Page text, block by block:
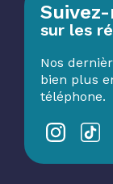
sur les
Nos
bien plus
téléphone.